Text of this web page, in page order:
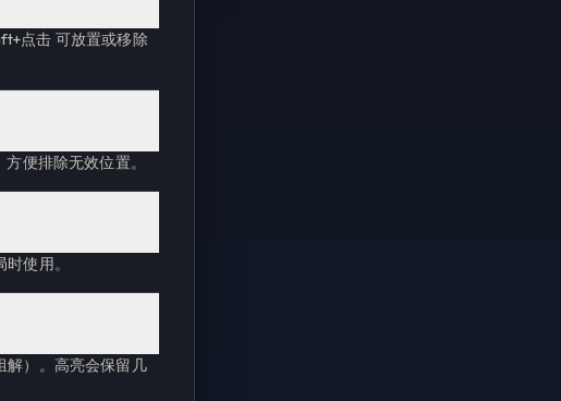
点击 可放置或移除
便排除无效位置。
使用。
解）。高亮会保留几